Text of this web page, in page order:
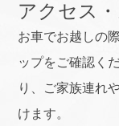
アクセス
お車でお越しの
ップをご確認く
り、ご家族連れ
けます。